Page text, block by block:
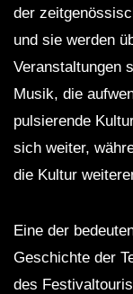
der
und sie werden
Veranstaltungen
Musik, die
pulsierende
sich weiter,
die Kultur
Eine der
Geschichte der
des